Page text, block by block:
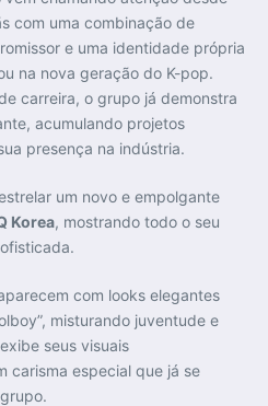
com uma combinação de
e uma identidade própria
na nova geração do K-pop.
carreira, o grupo já demonstra
acumulando projetos
presença na indústria.
um novo e empolgante
Korea, mostrando todo o seu
com looks elegantes
misturando juventude e
seus visuais
carisma especial que já se